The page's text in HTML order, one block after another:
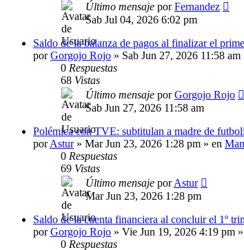
Último mensaje porFernandez
Sab Jul 04, 2026 6:02 pm
Saldo de la balanza de pagos al finalizar el
porGorgojo Rojo » Sab Jun 27, 2026 11:58 am
0 Respuestas
68 Vistas
Último mensaje porGorgojo Rojo
Sab Jun 27, 2026 11:58 am
Polémica con TVE: subtitulan a madre de
porAstur» Mar Jun 23, 2026 1:28 pm » en
0 Respuestas
69 Vistas
Último mensaje porAstur
Mar Jun 23, 2026 1:28 pm
Saldo de la cuenta financiera al concluir el 1º
porGorgojo Rojo » Vie Jun 19, 2026 4:19 pm
0 Respuestas